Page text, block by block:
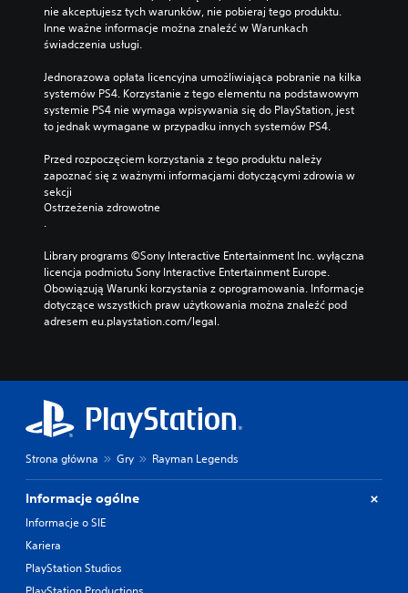
nie akceptujesz tych warunków, nie pobieraj tego produktu.
Inne ważne informacje można znaleźć w Warunkach
świadczenia usługi.
Jednorazowa opłata licencyjna umożliwiająca pobranie na kilka
systemów PS4. Korzystanie z tego elementu na podstawowym
systemie PS4 nie wymaga wpisywania się do PlayStation, jest
to jednak wymagane w przypadku innych systemów PS4.
Przed rozpoczęciem korzystania z tego produktu należy
zapoznać się z ważnymi informacjami dotyczącymi zdrowia w
sekcji
Ostrzeżenia zdrowotne
.
Library programs ©Sony Interactive Entertainment Inc. wyłączna
licencja podmiotu Sony Interactive Entertainment Europe.
Obowiązują Warunki korzystania z oprogramowania. Informacje
dotyczące wszystkich praw użytkowania można znaleźć pod
adresem eu.playstation.com/legal.
Strona główna Gry Rayman Legends
Informacje ogólne
Informacje o SIE
Kariera
PlayStation Studios